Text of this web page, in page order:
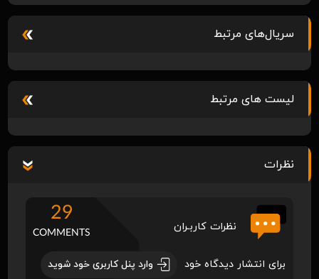
سریال‌های مرتبط
لیست های مرتبط
نظرات
نظرات کاربـران
29
COMMENTS
برای انتشار دیدگاه خود وارد پنل کاربری خود شوید